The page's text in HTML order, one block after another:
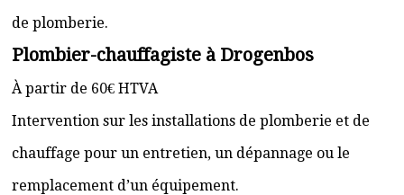
de plomberie.
Plombier-chauffagiste à Drogenbos
À partir de 60€ HTVA
Intervention sur les installations de plomberie et de
chauffage pour un entretien, un dépannage ou le
remplacement d’un équipement.